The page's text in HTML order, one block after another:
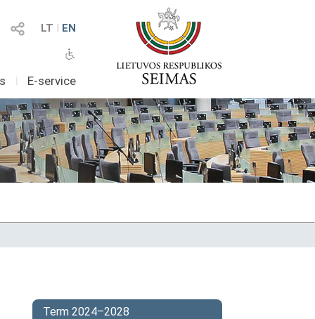
LT I EN
I E-service
Term 2024–2028